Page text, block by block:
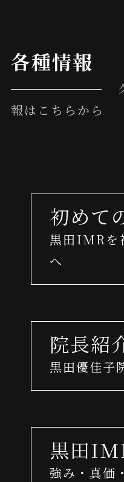
各種情報
ク
報はこちらから
初めて
黒田IMRを
へ
院長紹
黒田優佳子
黒田
強み・真価